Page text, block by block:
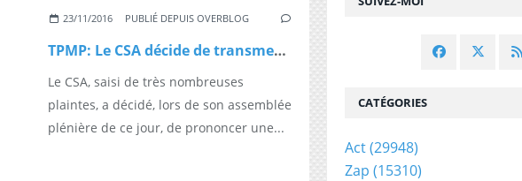
23/11/2016 PUBLIÉ DEPUIS OVERBLOG
TPMP: Le CSA décide de transmettre le dossier au rapporteur en vue de sanctions
Le CSA, saisi de très nombreuses
plaintes, a décidé, lors de son assemblée
plénière de ce jour, de prononcer une...
CATÉGORIES
Act(29948)
Zap (15310)